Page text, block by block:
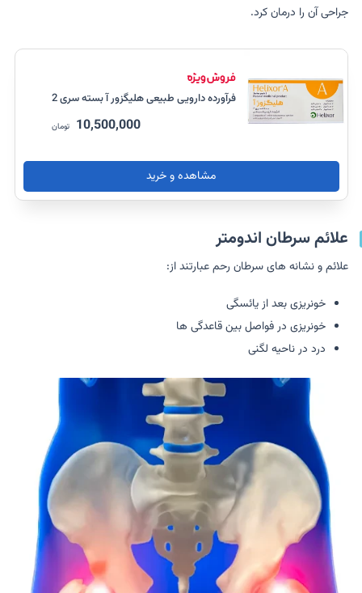
جراحی آن را درمان کرد.
فرآورده دارویی طبیعی هلیگزور آ بسته سری 2
10,500,000 تومان
مشاهده و خرید
علائم سرطان اندومتر
علائم و نشانه های سرطان رحم عبارتند از:
خونریزی بعد از یائسگی
خونریزی در فواصل بین قاعدگی ها
درد در ناحیه لگنی